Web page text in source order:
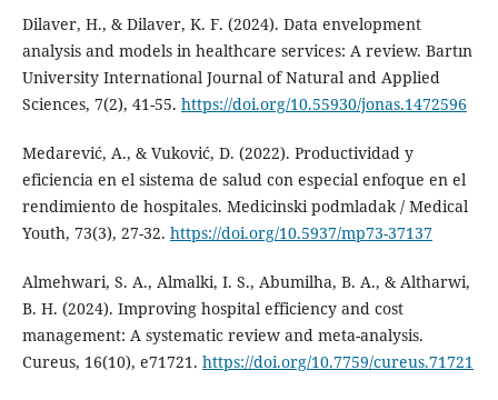
Dilaver, H., & Dilaver, K. F. (2024). Data envelopment
analysis and models in healthcare services: A review. Bartın
University International Journal of Natural and Applied
Sciences, 7(2), 41-55. https://doi.org/10.55930/jonas.1472596
Medarević, A., & Vuković, D. (2022). Productividad y
eficiencia en el sistema de salud con especial enfoque en el
rendimiento de hospitales. Medicinski podmladak / Medical
Youth, 73(3), 27-32. https://doi.org/10.5937/mp73-37137
Almehwari, S. A., Almalki, I. S., Abumilha, B. A., & Altharwi,
B. H. (2024). Improving hospital efficiency and cost
management: A systematic review and meta-analysis.
Cureus, 16(10), e71721. https://doi.org/10.7759/cureus.71721